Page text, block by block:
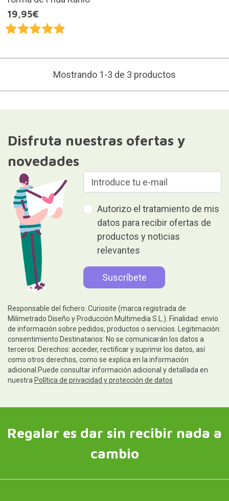
19,95€
Mostrando 1-3 de 3 productos
Disfruta nuestras ofertas y
novedades
Autorizo el tratamiento de mis
datos para recibir ofertas de
productos y noticias
relevantes
Responsable del fichero: Curiosite (marca registrada de
Milimetrado Diseño y Producción Multimedia S.L.). Finalidad: envío
de información sobre pedidos, productos o servicios. Legitimación:
consentimiento.Destinatarios: No se comunicarán los datos a
terceros. Derechos: acceder, rectificar y suprimir los datos, así
como otros derechos, como se explica en la información
adicional.Puede consultar información adicional y detallada en
nuestra Política de privacidad y protección de datos
Regalar es dar sin recibir nada a
cambio